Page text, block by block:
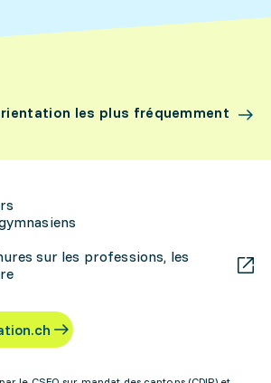
les plus fréquemment
sur les professions, les